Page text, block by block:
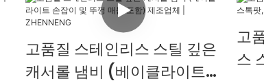
고품질 스테인리스 스틸 깊은
캐서롤 냄비 (베이클라이트
고
스